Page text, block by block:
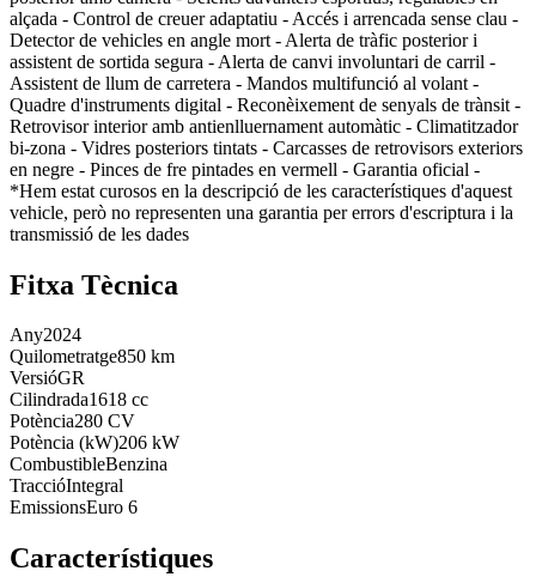
alçada - Control de creuer adaptatiu - Accés i arrencada sense clau -
Detector de vehicles en angle mort - Alerta de tràfic posterior i
assistent de sortida segura - Alerta de canvi involuntari de carril -
Assistent de llum de carretera - Mandos multifunció al volant -
Quadre d'instruments digital - Reconèixement de senyals de trànsit -
Retrovisor interior amb antienlluernament automàtic - Climatitzador
bi-zona - Vidres posteriors tintats - Carcasses de retrovisors exteriors
en negre - Pinces de fre pintades en vermell - Garantia oficial -
*Hem estat curosos en la descripció de les característiques d'aquest
vehicle, però no representen una garantia per errors d'escriptura i la
transmissió de les dades
Fitxa Tècnica
Any2024
Quilometratge850 km
VersióGR
Cilindrada1618 cc
Potència280 CV
Potència (kW)206 kW
CombustibleBenzina
TraccióIntegral
EmissionsEuro 6
Característiques